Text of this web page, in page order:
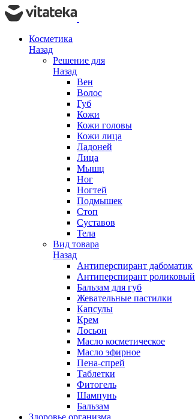
Косметика
Назад
Решение для
Назад
Вен
Волос
Губ
Кожи
Кожи головы
Кожи лица
Ладоней
Лица
Мышц
Ног
Ногтей
Подмышек
Стоп
Суставов
Тела
Вид товара
Назад
Антиперспирант дабоматик
Антиперспирант роликовый
Бальзам для губ
Жевательные пастилки
Капсулы
Крем
Лосьон
Масло косметическое
Масло эфирное
Пена-спрей
Таблетки
Фитогель
Шампунь
Бальзам
Здоровье организма